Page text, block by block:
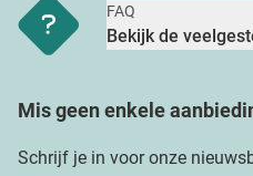
FAQ
Bekijk de
Mis geen enkele
Schrijf je in voor onze